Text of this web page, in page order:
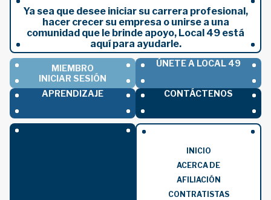
Ya sea que desee iniciar su carrera profesional,
hacer crecer su empresa o unirse a una
comunidad que le brinde apoyo, Local 49 está
aquí para ayudarle.
MIEMBRO
INICIAR SESIÓN
ÚNETE A LOCAL 49
APRENDIZAJE CONTÁCTENOS
INICIO
ACERCA DE
AFILIACIÓN
CONTRATISTAS